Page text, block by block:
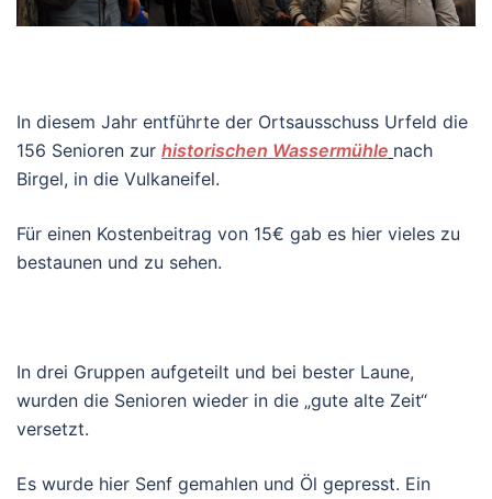
In diesem Jahr entführte der Ortsausschuss Urfeld die
156 Senioren zur historischen Wassermühle nach
Birgel, in die Vulkaneifel.
Für einen Kostenbeitrag von 15€ gab es hier vieles zu
bestaunen und zu sehen.
In drei Gruppen aufgeteilt und bei bester Laune,
wurden die Senioren wieder in die „gute alte Zeit“
versetzt.
Es wurde hier Senf gemahlen und Öl gepresst. Ein